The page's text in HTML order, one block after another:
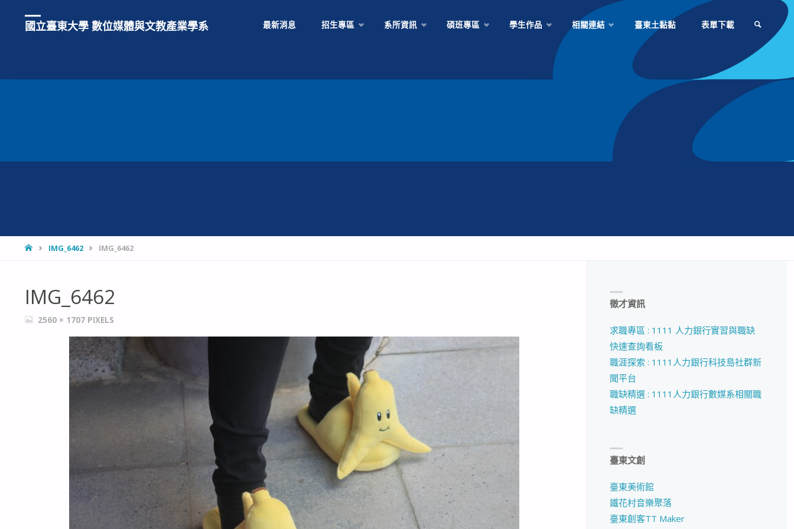
國立臺東大學 數位媒體與文教產業學系 最新消息 招生專區 系所資訊 碩班專區 學生作品 相關連結 臺東土黏黏 表單下載
HOMEIMG_6462 IMG_6462
IMG_6462
FULL2560 × 1707 PIXELS
徵才資訊
求職專區 : 1111 人力銀行實習與職缺
快速查詢看板
職涯探索 : 1111人力銀行科技島社群新
聞平台
職缺精選 : 1111人力銀行數媒系相關職
缺精選
臺東文創
臺東美術館
鐵花村音樂聚落
臺東創客TT Maker